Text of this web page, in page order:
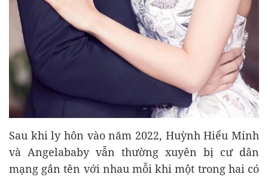
Sau khi ly hôn vào năm 2022, Huỳnh Hiểu Minh
và Angelababy vẫn thường xuyên bị cư dân
mạng gắn tên với nhau mỗi khi một trong hai có